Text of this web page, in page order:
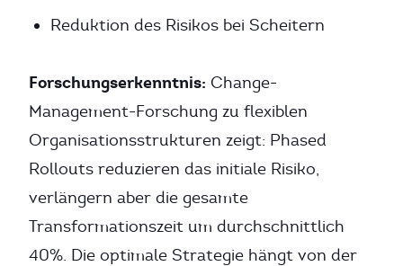
Reduktion des Risikos bei Scheitern
Forschungserkenntnis: Change-
Management-Forschung zu flexiblen
Organisationsstrukturen zeigt: Phased
Rollouts reduzieren das initiale Risiko,
verlängern aber die gesamte
Transformationszeit um durchschnittlich
40%. Die optimale Strategie hängt von der